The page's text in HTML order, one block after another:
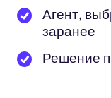
Агент,
заранее
Решение